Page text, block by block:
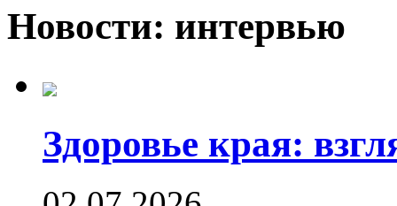
Новости: интервью
Здоровье края: